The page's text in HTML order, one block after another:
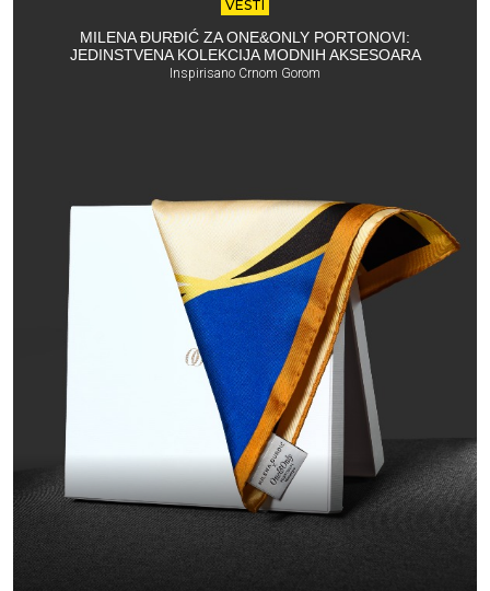
VESTI
MILENA ĐURĐIĆ ZA ONE&ONLY PORTONOVI:
JEDINSTVENA KOLEKCIJA MODNIH AKSESOARA
Inspirisano Crnom Gorom